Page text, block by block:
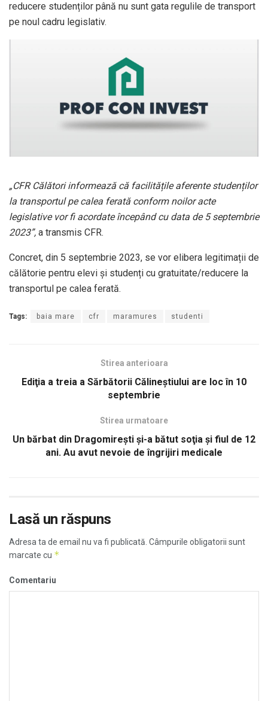
reducere studenților până nu sunt gata regulile de transport
pe noul cadru legislativ.
„CFR Călători informează că facilitățile aferente studenților
la transportul pe calea ferată conform noilor acte
legislative vor fi acordate începând cu data de 5 septembrie
2023”, a transmis CFR.
Concret, din 5 septembrie 2023, se vor elibera legitimații de
călătorie pentru elevi și studenți cu gratuitate/reducere la
transportul pe calea ferată.
Tags: baia mare cfr maramures studenti
Stirea anterioara
Ediţia a treia a Sărbătorii Călineştiului are loc în 10
septembrie
Stirea urmatoare
Un bărbat din Dragomireşti şi-a bătut soţia şi fiul de 12
ani. Au avut nevoie de îngrijiri medicale
Lasă un răspuns
Adresa ta de email nu va fi publicată. Câmpurile obligatorii sunt
marcate cu *
Comentariu